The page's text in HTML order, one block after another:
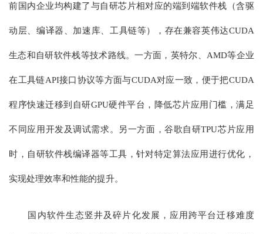
前国内企业均构建了与自研芯片相对应的端到端软件栈（含驱
动层、编译器、加速库、工具链等），存在兼容英伟达CUDA
生态和自研软件栈等技术路线。一方面，英特尔、AMD等企业
在工具链API接口协议等方面与CUDA对应一致，便于把CUDA
程序快速迁移到自研GPU硬件平台，降低芯片应用门槛，满足
不同应用开发及调试需求。另一方面，谷歌自研TPU芯片应用
时，自研软件栈编译器等工具，针对特定算法应用进行优化，
实现处理效率和性能的提升。
国内软件生态竖井及碎片化发展，应用跨平台迁移难度